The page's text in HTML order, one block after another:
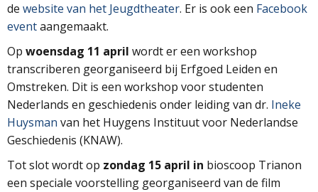
de website van het Jeugdtheater. Er is ook een Facebook
eventaangemaakt.
Op woensdag 11 april wordt er een workshop
transcriberen georganiseerd bij Erfgoed Leiden en
Omstreken. Dit is een workshop voor studenten
Nederlands en geschiedenis onder leiding van dr. Ineke
Huysman van het Huygens Instituut voor Nederlandse
Geschiedenis (KNAW).
Tot slot wordt op zondag 15 april in bioscoop Trianon
een speciale voorstelling georganiseerd van de film